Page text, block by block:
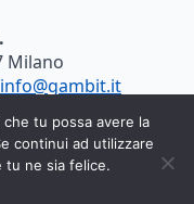
Milano
info@gambit.it
tu possa avere la
continui ad utilizzare
tu ne sia felice.